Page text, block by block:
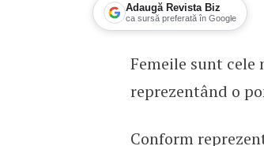
Adaugă Revista Biz
ca sursă preferată în Google
Femeile sunt
Femeile sunt cele
reprezentând o
Conform